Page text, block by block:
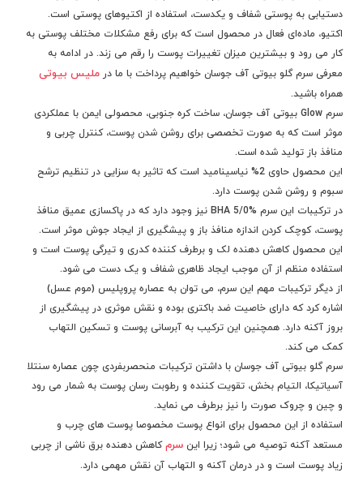
دستیابی به پوستی شفاف و یکدست، استفاده از اکتیوهای پوستی است.
اکتیو، ماده‌ای فعال در محصول است که برای رفع مشکلات مختلف پوستی به
کار می رود و بیشترین میزان تغییرات پوست را رقم می زند. در ادامه به
معرفی سرم گلو بیوتی آف جوسان خواهیم پرداخت با ما در ملیس بیوتی
همراه باشید.
سرم Glow بیوتی آف جوسان، ساخت کره جنوبی، محصولی ایمن با عملکردی
موثر است که به صورت تخصصی برای روشن شدن پوست، کنترل چربی و
منافذ باز تولید شده است.
این محصول حاوی 2% نیاسینامید است که تاثیر به سزایی در تنظیم ترشح
سبوم و روشن شدن پوست دارد.
در ترکیبات این سرم %5/0 BHA نیز وجود دارد که در پاکسازی عمیق منافذ
پوست، کوچک کردن اندازه منافذ باز و پیشگیری از ایجاد جوش موثر است.
این محصول کاهش دهنده لک و برطرف کننده کدری و تیرگی پوست است و
استفاده منظم از آن موجب ایجاد ظاهری شفاف و یک دست می شود.
از دیگر ترکیبات مهم این سرم، می توان به عصاره پروپلیس (موم عسل)
اشاره کرد که دارای خاصیت ضد باکتری بوده و نقش موثری در پیشگیری از
بروز آکنه دارد. همچنین این ترکیب به آبرسانی پوست و تسکین التهاب
کمک می کند.
سرم گلو بیوتی آف جوسان با داشتن ترکیبات منحصربفردی چون عصاره سنتلا
آسیاتیکا، التیام بخش، تقویت کننده و رطوبت رسان پوست به شمار می رود
و چین و چروک صورت را نیز برطرف می نماید.
استفاده از این محصول برای انواع پوست مخصوصا پوست های چرب و
مستعد آکنه توصیه می شود؛ زیرا این سرمکاهش دهنده برق ناشی از چربی
زیاد پوست است و در درمان آکنه و التهاب آن نقش مهمی دارد.